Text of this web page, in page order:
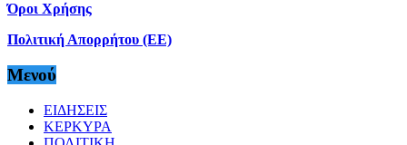
Όροι Χρήσης
Πολιτική Απορρήτου (ΕΕ)
Μενού
ΕΙΔΗΣΕΙΣ
ΚΕΡΚΥΡΑ